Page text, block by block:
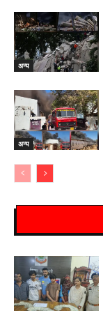
अन्य
अन्य